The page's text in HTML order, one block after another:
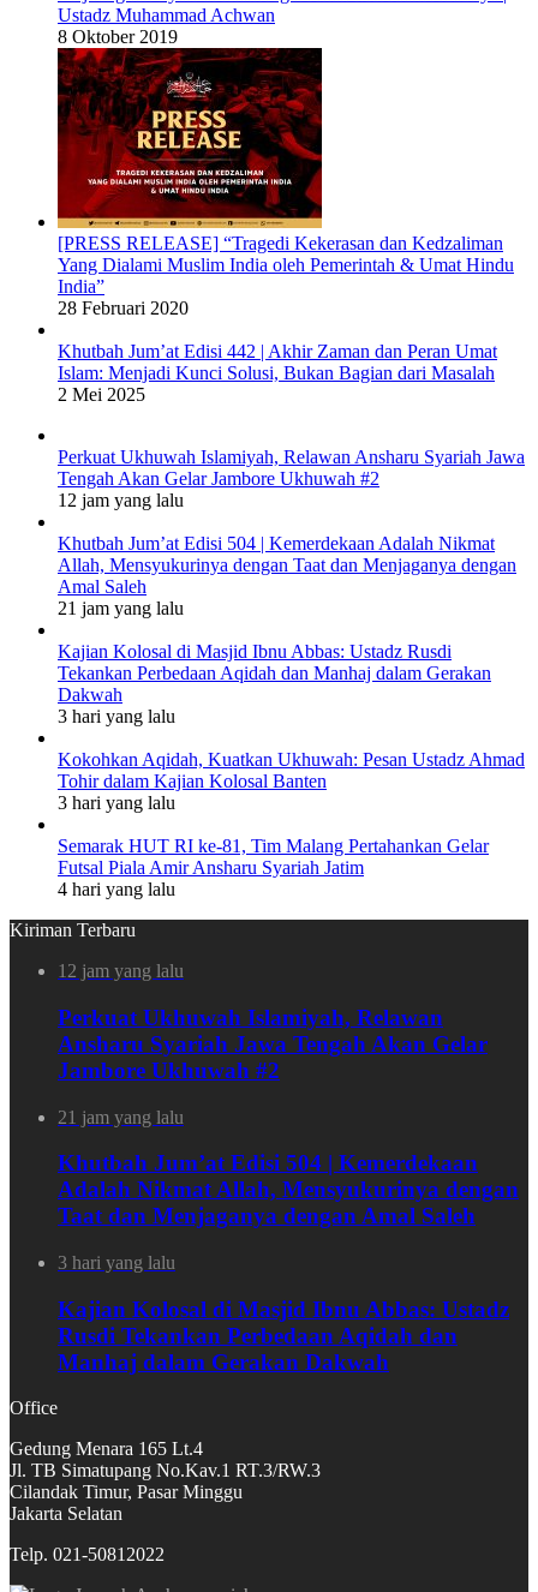
Ustadz Muhammad Achwan
8 Oktober 2019
[PRESS RELEASE] “Tragedi Kekerasan dan Kedzaliman
Yang Dialami Muslim India oleh Pemerintah & Umat Hindu
India”
28 Februari 2020
Khutbah Jum’at Edisi 442 | Akhir Zaman dan Peran Umat
Islam: Menjadi Kunci Solusi, Bukan Bagian dari Masalah
2 Mei 2025
Perkuat Ukhuwah Islamiyah, Relawan Ansharu Syariah Jawa
Tengah Akan Gelar Jambore Ukhuwah #2
12 jam yang lalu
Khutbah Jum’at Edisi 504 | Kemerdekaan Adalah Nikmat
Allah, Mensyukurinya dengan Taat dan Menjaganya dengan
Amal Saleh
21 jam yang lalu
Kajian Kolosal di Masjid Ibnu Abbas: Ustadz Rusdi
Tekankan Perbedaan Aqidah dan Manhaj dalam Gerakan
Dakwah
3 hari yang lalu
Kokohkan Aqidah, Kuatkan Ukhuwah: Pesan Ustadz Ahmad
Tohir dalam Kajian Kolosal Banten
3 hari yang lalu
Semarak HUT RI ke-81, Tim Malang Pertahankan Gelar
Futsal Piala Amir Ansharu Syariah Jatim
4 hari yang lalu
Kiriman Terbaru
12 jam yang lalu
Perkuat Ukhuwah Islamiyah, Relawan
Ansharu Syariah Jawa Tengah Akan Gelar
Jambore Ukhuwah #2
21 jam yang lalu
Khutbah Jum’at Edisi 504 | Kemerdekaan
Adalah Nikmat Allah, Mensyukurinya dengan
Taat dan Menjaganya dengan Amal Saleh
3 hari yang lalu
Kajian Kolosal di Masjid Ibnu Abbas: Ustadz
Rusdi Tekankan Perbedaan Aqidah dan
Manhaj dalam Gerakan Dakwah
Office
Gedung Menara 165 Lt.4
Jl. TB Simatupang No.Kav.1 RT.3/RW.3
Cilandak Timur, Pasar Minggu
Jakarta Selatan
Telp. 021-50812022